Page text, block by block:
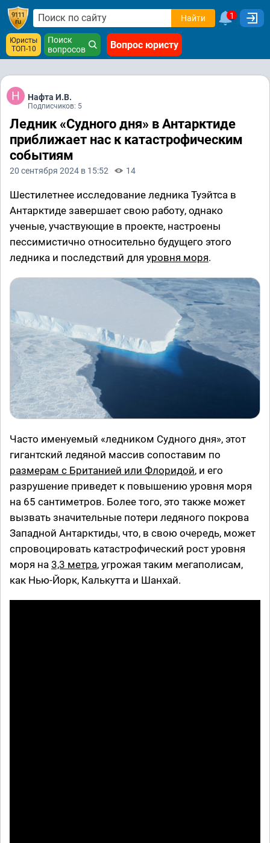
Найти 1
Юристы
ТОП-10
Поиск
вопросов
Вопрос юристу
Нафта И.В.
Подписчиков: 5
Ледник «Судного дня» в Антарктиде
приближает нас к катастрофическим
событиям
20 сентября 2024 в 15:52 14
Шестилетнее исследование ледника Туэйтса в
Антарктиде завершает свою работу, однако
ученые, участвующие в проекте, настроены
пессимистично относительно будущего этого
ледника и последствий для уровня моря.
Часто именуемый «ледником Судного дня», этот
гигантский ледяной массив сопоставим по
размерам с Британией или Флоридой, и его
разрушение приведет к повышению уровня моря
на 65 сантиметров. Более того, это также может
вызвать значительные потери ледяного покрова
Западной Антарктиды, что, в свою очередь, может
спровоцировать катастрофический рост уровня
моря на 3,3 метра, угрожая таким мегаполисам,
как Нью-Йорк, Калькутта и Шанхай.